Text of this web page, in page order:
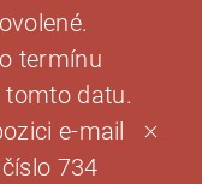
termínu
tomto datu.
e-mail
734